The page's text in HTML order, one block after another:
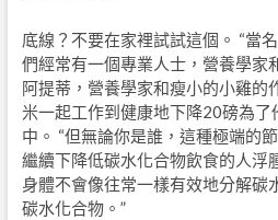
底線？不要在家裡試試這個。 “當
們經常有一個專業人士，營養學家
阿提蒂，營養學家和瘦小的小雞的
米一起工作到健康地下降20磅為了
中。 “但無論你是誰，這種極端的
繼續下降低碳水化合物飲食的人浮
身體不會像往常一樣有效地分解碳
碳水化合物。”